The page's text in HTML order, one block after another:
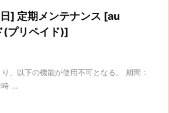
] 定期メンテナンス [au
(プリペイド)]
、以下の機能が使用不可となる。 期間：
...